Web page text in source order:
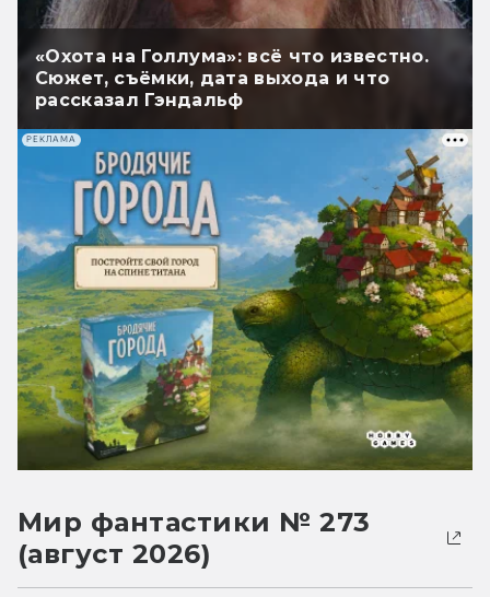
«Охота на Голлума»: всё что известно.
Сюжет, съёмки, дата выхода и что
рассказал Гэндальф
РЕКЛАМА
Мир фантастики № 273
(август 2026)